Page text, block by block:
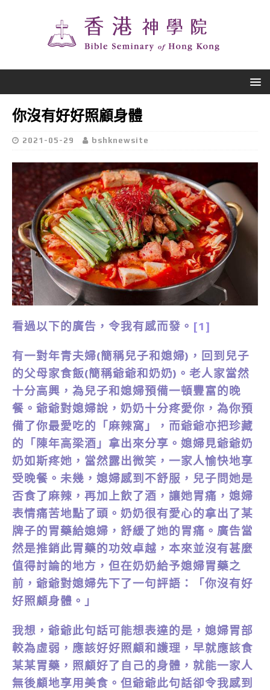
你沒有好好照顧身體
2021-05-29 bshknewsite
看過以下的廣告，令我有感而發。 [1]
有一對年青夫婦(簡稱兒子和媳婦)，回到兒子
的父母家食飯(簡稱爺爺和奶奶)。老人家當然
十分高興，為兒子和媳婦預備一頓豐富的晚
餐。爺爺對媳婦說，奶奶十分疼愛你，為你預
備了你最愛吃的「麻辣窩」，而爺爺亦把珍藏
的「陳年高梁酒」拿出來分享。媳婦見爺爺奶
奶如斯疼她，當然露出微笑，一家人愉快地享
受晚餐。未幾，媳婦感到不舒服，兒子問她是
否食了麻辣，再加上飲了酒，讓她胃痛，媳婦
表情痛苦地點了頭。奶奶很有愛心的拿出了某
牌子的胃藥給媳婦，舒緩了她的胃痛。廣告當
然是推銷此胃藥的功效卓越，本來並沒有甚麼
值得討論的地方，但在奶奶給予媳婦胃藥之
前，爺爺對媳婦先下了一句評語：「你沒有好
好照顧身體。」
我想，爺爺此句話可能想表達的是，媳婦胃部
較為虛弱，應該好好照顧和護理，早就應該食
某某胃藥，照顧好了自己的身體，就能一家人
無後顧地享用美食。但爺爺此句話卻令我感到